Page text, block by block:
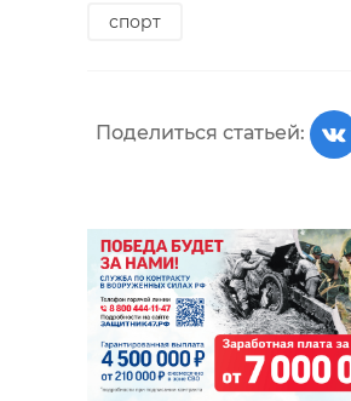
спорт
Поделиться статьей: